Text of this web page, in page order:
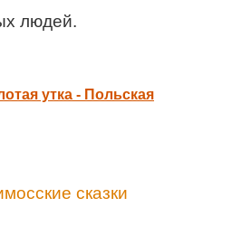
людей.
утка - Польская
сказки